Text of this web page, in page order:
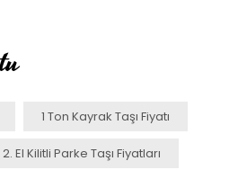
1 Ton Kayrak Taşı Fiyatı
2. El Kilitli Parke Taşı Fiyatları